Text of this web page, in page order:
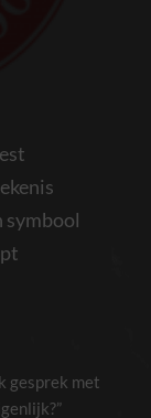
symbool
gesprek met